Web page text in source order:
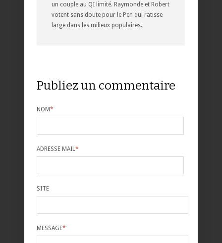
un couple au QI limité. Raymonde et Robert
votent sans doute pour le Pen qui ratisse
large dans les milieux populaires.
Publiez un commentaire
NOM*
ADRESSE MAIL *
SITE
MESSAGE*